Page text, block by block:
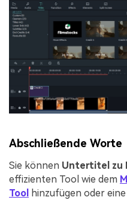
Abschließende Worte
Sie können Untertitel zu
effizienten Tool wie dem
Tool hinzufügen oder